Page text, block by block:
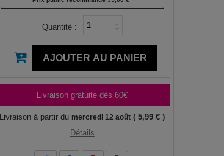
Quantité :
AJOUTER AU PANIER
Livraison gratuite dès 60€
Livraison à partir du mercredi 12 août ( 5,99 € )
Détails